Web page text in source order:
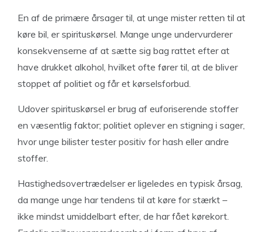
En af de primære årsager til, at unge mister retten til at
køre bil, er spirituskørsel. Mange unge undervurderer
konsekvenserne af at sætte sig bag rattet efter at
have drukket alkohol, hvilket ofte fører til, at de bliver
stoppet af politiet og får et kørselsforbud.
Udover spirituskørsel er brug af euforiserende stoffer
en væsentlig faktor; politiet oplever en stigning i sager,
hvor unge bilister tester positiv for hash eller andre
stoffer.
Hastighedsovertrædelser er ligeledes en typisk årsag,
da mange unge har tendens til at køre for stærkt –
ikke mindst umiddelbart efter, de har fået kørekort.